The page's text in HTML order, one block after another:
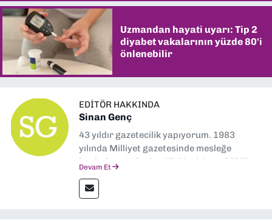
Uzmandan hayati uyarı: Tip 2
diyabet vakalarının yüzde 80'i
önlenebilir
EDITÖR HAKKINDA
Sinan Genç
43 yıldır gazetecilik yapıyorum. 1983
yılında Milliyet gazetesinde mesleğe
başladım. Ardından Türkiye’nin en köklü
muhabir, editör, müdür yardımcısı ve spor
müdürü olarak görev yaptım. Ayrıca Yeni
Devam Et